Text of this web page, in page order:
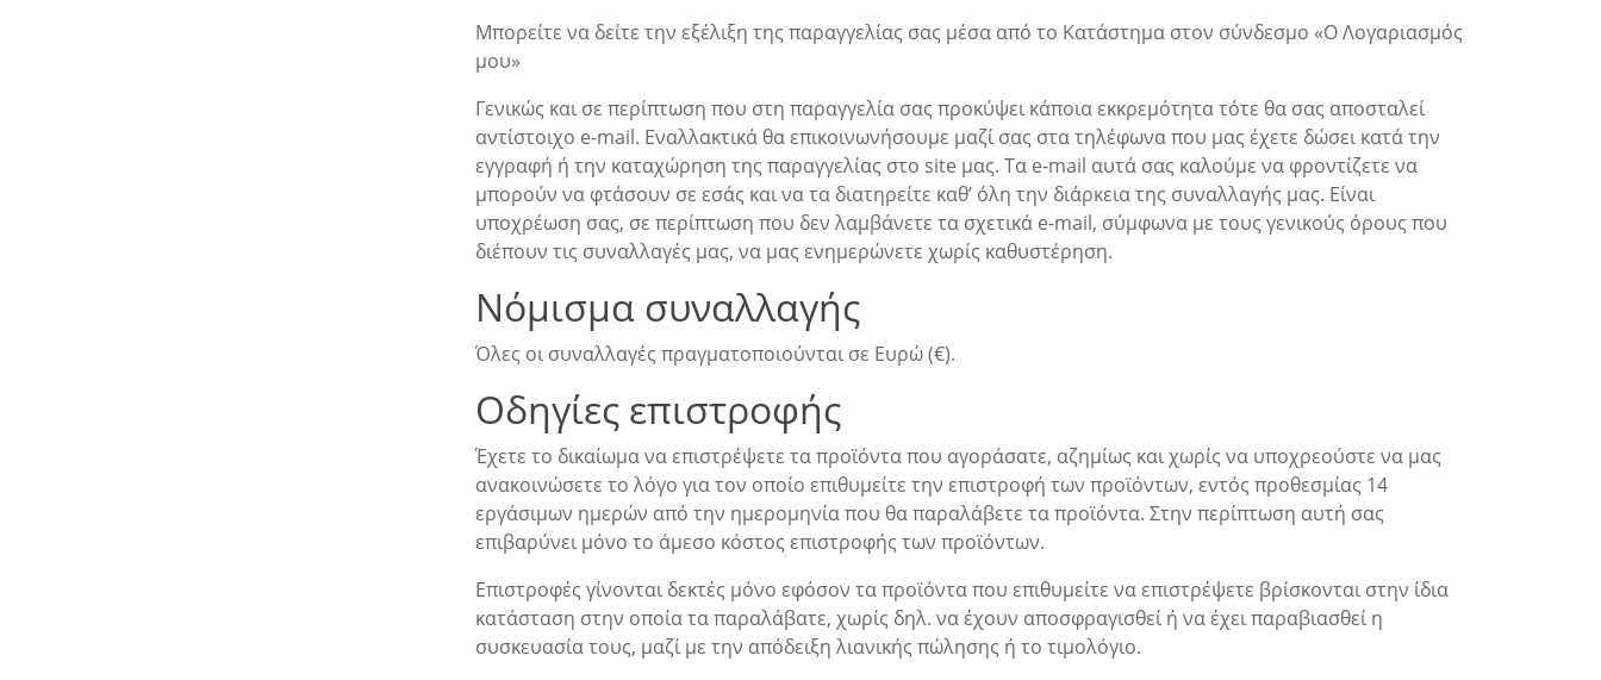
Μπορείτε να δείτε την εξέλιξη της παραγγελίας σας μέσα από το Κατάστημα στον σύνδεσμο «Ο Λογαριασμός
μου»
Γενικώς και σε περίπτωση που στη παραγγελία σας προκύψει κάποια εκκρεμότητα τότε θα σας αποσταλεί
αντίστοιχο e-mail. Εναλλακτικά θα επικοινωνήσουμε μαζί σας στα τηλέφωνα που μας έχετε δώσει κατά την
εγγραφή ή την καταχώρηση της παραγγελίας στο site μας. Τα e-mail αυτά σας καλούμε να φροντίζετε να
μπορούν να φτάσουν σε εσάς και να τα διατηρείτε καθ’ όλη την διάρκεια της συναλλαγής μας. Είναι
υποχρέωση σας, σε περίπτωση που δεν λαμβάνετε τα σχετικά e-mail, σύμφωνα με τους γενικούς όρους που
διέπουν τις συναλλαγές μας, να μας ενημερώνετε χωρίς καθυστέρηση.
Νόμισμα συναλλαγής
Όλες οι συναλλαγές πραγματοποιούνται σε Ευρώ (€).
Οδηγίες επιστροφής
Έχετε το δικαίωμα να επιστρέψετε τα προϊόντα που αγοράσατε, αζημίως και χωρίς να υποχρεούστε να μας
ανακοινώσετε το λόγο για τον οποίο επιθυμείτε την επιστροφή των προϊόντων, εντός προθεσμίας 14
εργάσιμων ημερών από την ημερομηνία που θα παραλάβετε τα προϊόντα. Στην περίπτωση αυτή σας
επιβαρύνει μόνο το άμεσο κόστος επιστροφής των προϊόντων.
Επιστροφές γίνονται δεκτές μόνο εφόσον τα προϊόντα που επιθυμείτε να επιστρέψετε βρίσκονται στην ίδια
κατάσταση στην οποία τα παραλάβατε, χωρίς δηλ. να έχουν αποσφραγισθεί ή να έχει παραβιασθεί η
συσκευασία τους, μαζί με την απόδειξη λιανικής πώλησης ή το τιμολόγιο.